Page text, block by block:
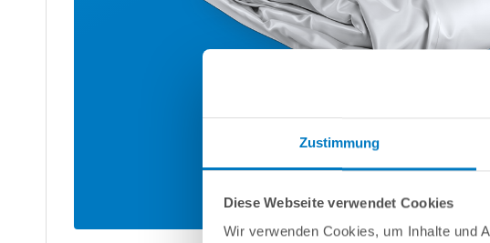
Zustimmung
Diese Webseite verwendet Cookies
Wir verwenden Cookies, um Inhalte und